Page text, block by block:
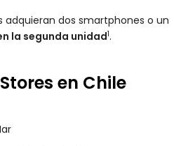
adquieran dos smartphones o un
la segunda unidad1.
en Chile